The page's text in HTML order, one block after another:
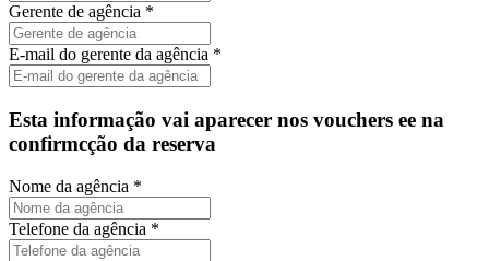
Gerente de agência *
E-mail do gerente da agência *
Esta informação vai aparecer nos vouchers ee na
confirmcção da reserva
Nome da agência *
Telefone da agência *